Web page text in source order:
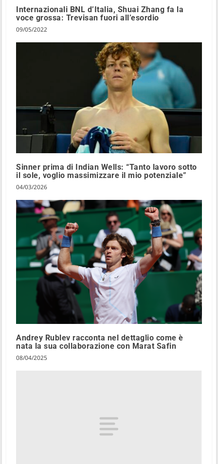
Internazionali BNL d’Italia, Shuai Zhang fa la
voce grossa: Trevisan fuori all’esordio
09/05/2022
Sinner prima di Indian Wells: “Tanto lavoro sotto
il sole, voglio massimizzare il mio potenziale”
04/03/2026
Andrey Rublev racconta nel dettaglio come è
nata la sua collaborazione con Marat Safin
08/04/2025